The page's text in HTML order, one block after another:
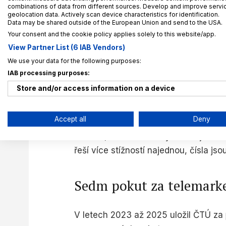
evidovaných podnětů připadlo 269
dovodit, kolik kontrol bylo zahájeno
řeší více stížností najednou, čísla
Sedm pokut za
V letech 2023 až 2025 uložil ČTÚ
combinations of data from different sources. Develop and improve
geolocation data. Actively scan device characteristics for identification.
Data may be shared outside of the European Union and send to the USA.
Your consent and the cookie policy applies solely to this website/app.
View Partner List (6 IAB Vendors)
We use your data for the following purposes:
IAB processing purposes:
Store and/or access information on a device
Use profiles to select personalised advertising
Use profiles to select personalised content
Measure advertising performance
Accept all Deny